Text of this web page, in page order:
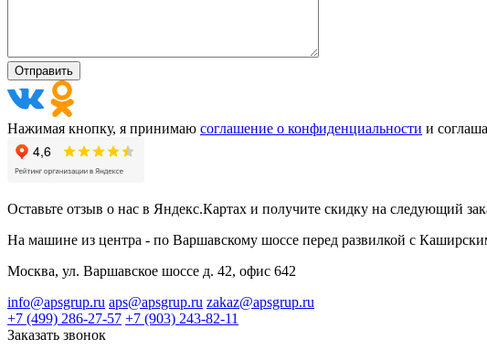
Нажимая кнопку, я принимаю соглашение о конфиденциальности и
Оставьте отзыв о нас в Яндекс.Картах и получите скидку на следующий
На машине из центра - по Варшавскому шоссе перед развилкой с
Москва, ул. Варшавское шоссе д. 42, офис 642
info@apsgrup.ru aps@apsgrup.ru zakaz@apsgrup.ru
+7 (499) 286-27-57 +7 (903) 243-82-11
Заказать звонок